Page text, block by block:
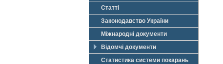
Статті
Законодавство України
Міжнародні документи
Відомчі документи
Статистика системи покарань